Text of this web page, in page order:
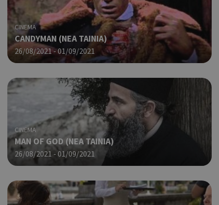
CINEMA
CANDYMAN (ΝΕΑ ΤΑΙΝΙΑ)
26/08/2021 - 01/09/2021
CINEMA
MAN OF GOD (ΝΕΑ ΤΑΙΝΙΑ)
26/08/2021 - 01/09/2021